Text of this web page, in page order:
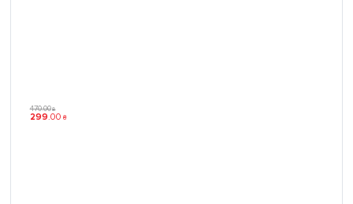
470.00 ₴
299.00 ₴